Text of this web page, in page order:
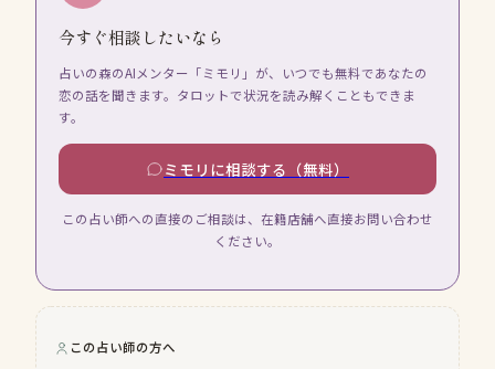
今すぐ相談したいなら
占いの森のAIメンター「ミモリ」が、いつでも無料であなたの
恋の話を聞きます。タロットで状況を読み解くこともできま
す。
ミモリに相談する（無料）
この占い師への直接のご相談は、在籍店舗へ直接お問い合わせ
ください。
この占い師の方へ